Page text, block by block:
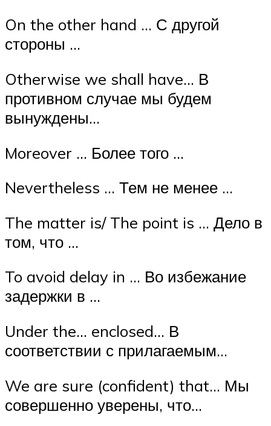
On the other hand … С другой
стороны …
Otherwise we shall have… В
противном случае мы будем
вынуждены…
Moreover … Более того …
Nevertheless … Тем не менее …
The matter is/ The point is … Дело в
том, что …
To avoid delay in … Во избежание
задержки в …
Under the… enclosed… В
соответствии с прилагаемым…
We are sure (confident) that… Мы
совершенно уверены, что…